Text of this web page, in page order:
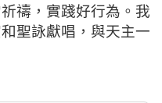
禱，實踐好行為。我
聖詠獻唱，與天主一